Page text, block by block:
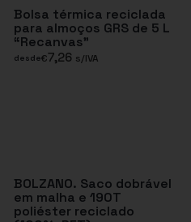
Bolsa térmica reciclada
para almoços GRS de 5 L
“Recanvas”
desde€7,26 s/IVA
BOLZANO. Saco dobrável
em malha e 190T
poliéster reciclado